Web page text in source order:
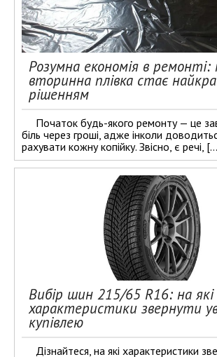
Розумна економія в ремонті:
вторинна плівка стає
рішенням
Початок будь-якого ремонту — це
біль через гроші, адже інколи
рахувати кожну копійку. Звісно, є речі,
Вибір шин 215/65 R16: на які
характеристики звернути
купівлею
Дізнайтеся, на які характеристики